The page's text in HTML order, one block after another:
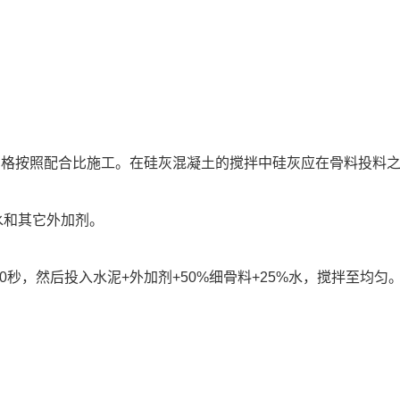
按照配合比施工。在硅灰混凝土的搅拌中硅灰应在骨料投料
其它外加剂。
，然后投入水泥+外加剂+50%细骨料+25%水，搅拌至均匀